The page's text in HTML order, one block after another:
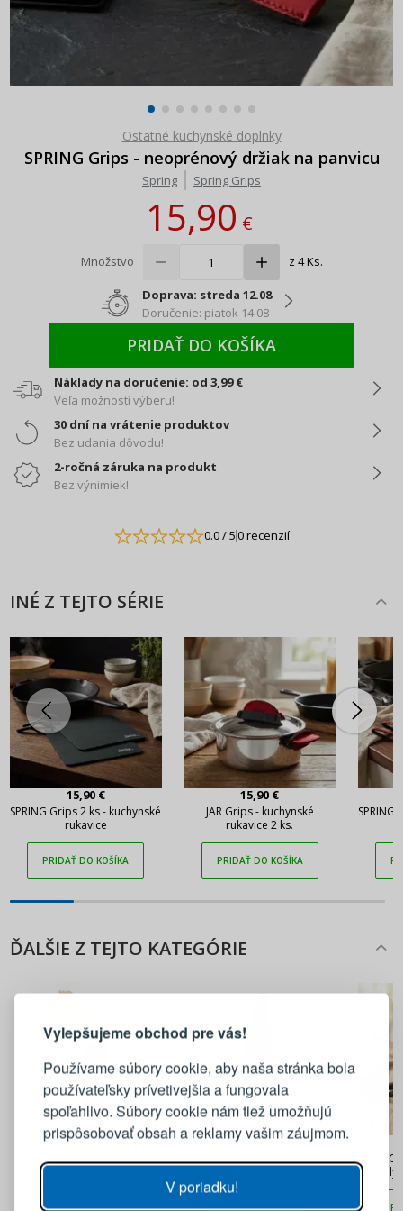
Vylepšujeme obchod pre vás!
Používame súbory cookie, aby naša stránka bola
používateľsky prívetivejšia a fungovala
spoľahlivo. Súbory cookie nám tiež umožňujú
prispôsobovať obsah a reklamy vašim záujmom.
V poriadku!
Ostatné kuchynské doplnky
SPRING Grips - neoprénový držiak na panvicu
Spring Spring Grips
15,90€
Množstvo z 4 Ks.
Doprava: streda 12.08
Doručenie: piatok 14.08
PRIDAŤ DO KOŠÍKA
Náklady na doručenie: od 3,99 €
Veľa možností výberu!
30 dní na vrátenie produktov
Bez udania dôvodu!
2-ročná záruka na produkt
Bez výnimiek!
0.0/ 50 recenzií
INÉ Z TEJTO SÉRIE
15,90 €
SPRING Grips 2 ks - kuchynské
rukavice
PRIDAŤ DO KOŠÍKA
15,90 €
JAR Grips - kuchynské
rukavice 2 ks.
PRIDAŤ DO KOŠÍKA
SPRING
ĎALŠIE Z TEJTO KATEGÓRIE
odmerka na špagety z
19,90 €
SKOTTSBERG 0,25 l -
PRIDAŤ DO KOŠÍKA
ml biely
Prihláste sa k svojmu účtu
E-mail